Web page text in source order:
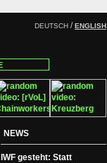
DEUTSCH /ENGLISH
NEWS
IWF gesteht: Statt